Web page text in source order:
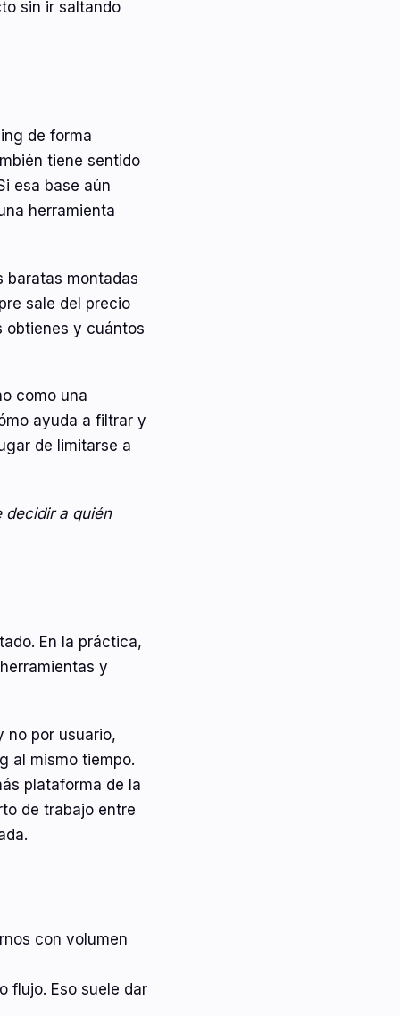
sin ir saltando
de forma
tiene sentido
esa base aún
herramienta
baratas montadas
sale del precio
obtienes y cuántos
como una
ayuda a filtrar y
de limitarse a
decidir a quién
En la práctica,
y
no por usuario,
al mismo tiempo.
plataforma de la
de trabajo entre
con volumen
flujo. Eso suele dar